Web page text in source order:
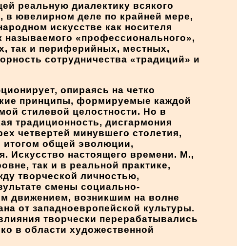
реальную диалектику всякого
в ювелирном деле по крайней мере,
искусстве как носителя
называемого «профессионального»,
так и периферийных, местных,
сотрудничества «традиций» и
опираясь на четко
принципы, формируемые каждой
стилевой целостности. Но в
традиционность, дисгармония
четвертей минувшего столетия,
итогом общей эволюции,
Искусство настоящего времени. М.,
так и в реальной практике,
творческой личностью,
смены социально-
движением, возникшим на волне
от западноевропейской культуры.
творчески перерабатывались
в области художественной